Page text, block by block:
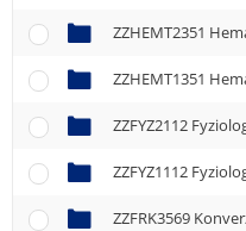
ZZHEMT2351
ZZHEMT1351
ZZFYZ2112
ZZFYZ1112
ZZFRK3569